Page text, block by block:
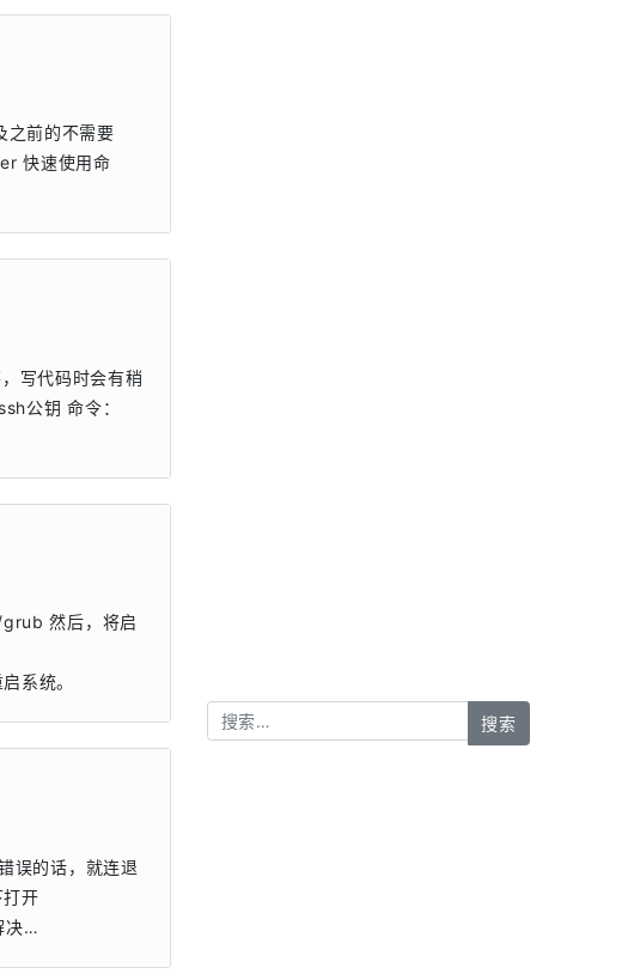
前的不需要
快速使用命
写代码时会有稍
公钥 命令：
然后，将启
系统。
误的话，就连退
开
决…